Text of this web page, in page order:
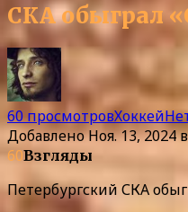
СКА обыграл
60 просмотровХоккей
ДобавленоНоя. 13, 2024
60Взгляды
Петербургский СКА